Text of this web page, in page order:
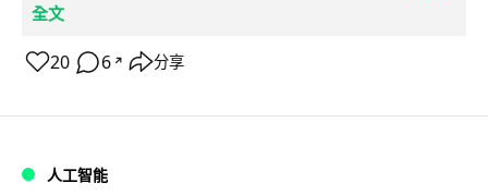
全文
20 6 ↗ 分享
人工智能